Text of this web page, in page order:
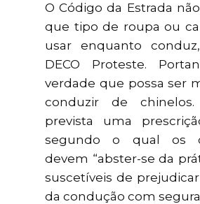
O Código da Estrada
que tipo de roupa ou
usar enquanto
DECO Proteste.
verdade que possa ser
conduzir de
prevista uma
segundo o qual os
devem “abster-se da
suscetíveis de
da condução com